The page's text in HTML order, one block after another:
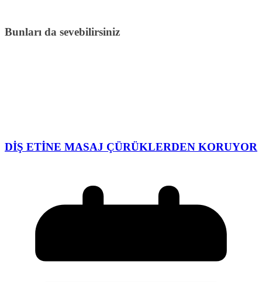
Bunları da sevebilirsiniz
DİŞ ETİNE MASAJ ÇÜRÜKLERDEN KORUYOR